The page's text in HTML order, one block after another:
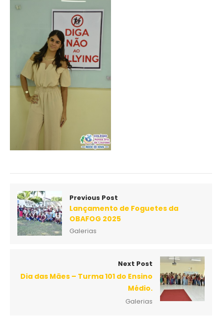
Previous Post
Lançamento de Foguetes da
OBAFOG 2025
Galerias
Next Post
Dia das Mães – Turma 101 do Ensino
Médio.
Galerias